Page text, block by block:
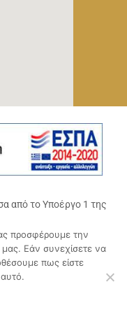
από το Υποέργο 1 της
του
5045300),
Ελλάδα 2014-2020».
Ένωση (Ευρωπαϊκό
και από εθνικούς
προσφέρουμε την
μας. Εάν συνεχίσετε να
πως είστε